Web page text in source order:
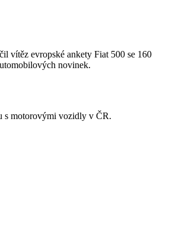
vítěz evropské ankety Fiat 500 se 160
novinek.
s motorovými vozidly v ČR.